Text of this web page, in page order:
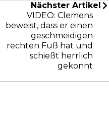
Nächster Artikel
VIDEO: Clemens
beweist, dass er einen
geschmeidigen
rechten Fuß hat und
schießt herrlich
gekonnt